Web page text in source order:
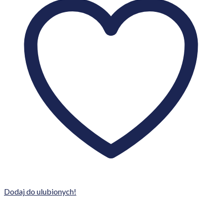
Dodaj do ulubionych!